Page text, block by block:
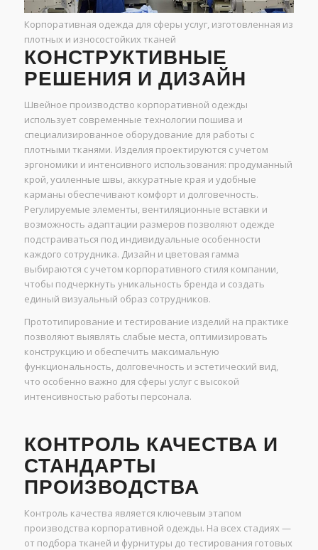
Корпоративная одежда для сферы услуг, изготовленная из
плотных и износостойких тканей
КОНСТРУКТИВНЫЕ
РЕШЕНИЯ И ДИЗАЙН
Швейное производство корпоративной одежды
использует современные технологии пошива и
специализированное оборудование для работы с
плотными тканями. Изделия проектируются с учетом
эргономики и интенсивного использования: продуманный
крой, усиленные швы, аккуратные края и удобные
карманы обеспечивают комфорт и долговечность.
Регулируемые элементы, вентиляционные вставки и
возможность адаптации размеров позволяют одежде
подстраиваться под индивидуальные особенности
каждого сотрудника. Дизайн и цветовая гамма
выбираются с учетом корпоративного стиля компании,
чтобы подчеркнуть уникальность бренда и создать
единый визуальный образ сотрудников.
Прототипирование и тестирование изделий на практике
позволяют выявлять слабые места, оптимизировать
конструкцию и обеспечить максимальную
функциональность, долговечность и эстетический вид,
что особенно важно для сферы услуг с высокой
интенсивностью работы персонала.
КОНТРОЛЬ КАЧЕСТВА И
СТАНДАРТЫ
ПРОИЗВОДСТВА
Контроль качества является ключевым этапом
производства корпоративной одежды. На всех стадиях —
от подбора тканей и фурнитуры до тестирования готовых